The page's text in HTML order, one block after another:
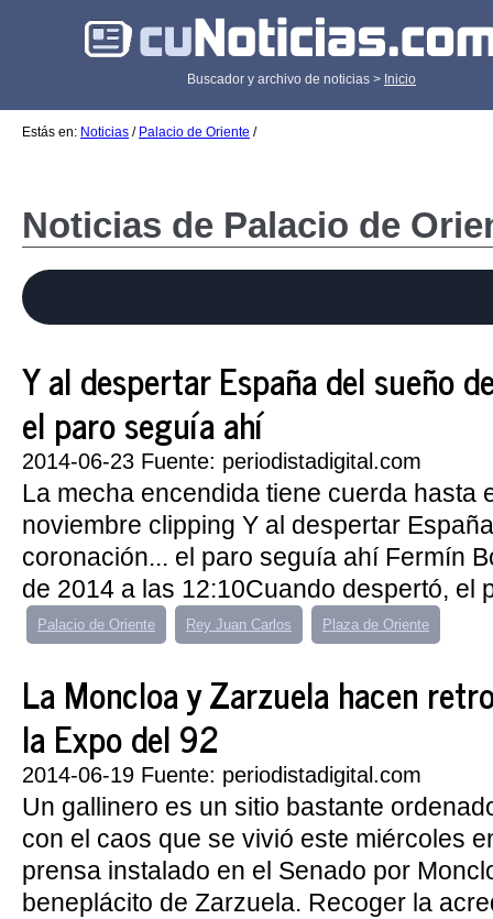
Buscador y archivo de noticias > Inicio
Estás en: Noticias / Palacio de Oriente /
Noticias de Palacio de
Y al despertar España del sueño
el paro seguía ahí
2014-06-23 Fuente: periodistadigital.com
La mecha encendida tiene cuerda hasta
noviembre clipping Y al despertar
coronación... el paro seguía ahí Fermín
de 2014 a las 12:10Cuando despertó, el
Palacio de Oriente Rey Juan Carlos Plaza de Oriente
La Moncloa y Zarzuela hacen
la Expo del 92
2014-06-19 Fuente: periodistadigital.com
Un gallinero es un sitio bastante
con el caos que se vivió este miércoles
prensa instalado en el Senado por
beneplácito de Zarzuela. Recoger la